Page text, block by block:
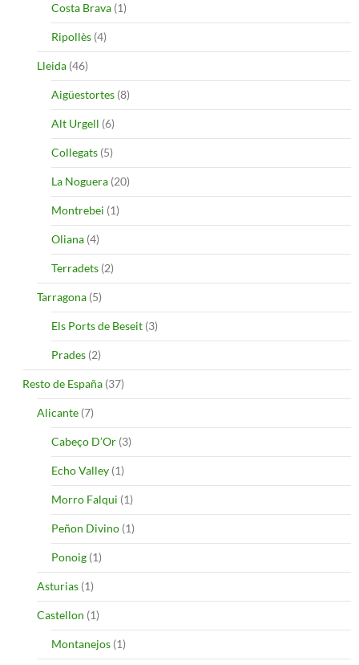
Costa Brava (1)
Ripollès (4)
Lleida (46)
Aigüestortes (8)
Alt Urgell (6)
Collegats (5)
La Noguera (20)
Montrebei (1)
Oliana (4)
Terradets (2)
Tarragona (5)
Els Ports de Beseit (3)
Prades (2)
Resto de España (37)
Alicante (7)
Cabeço D’Or (3)
Echo Valley (1)
Morro Falqui (1)
Peñon Divino (1)
Ponoig (1)
Asturias (1)
Castellon (1)
Montanejos (1)